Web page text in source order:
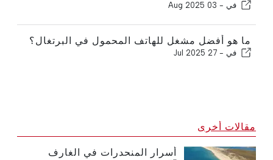
في - 03 Aug 2025
ما هو أفضل مشغل للهاتف المحمول في البرتغال؟
في - 27 Jul 2025
مقالات أخرى
أسرار المنحدرات في الغارف